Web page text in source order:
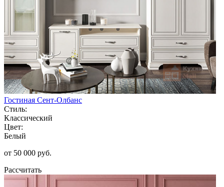
Гостиная Сент-Олбанс
Стиль:
Классический
Цвет:
Белый
от 50 000 руб.
Рассчитать